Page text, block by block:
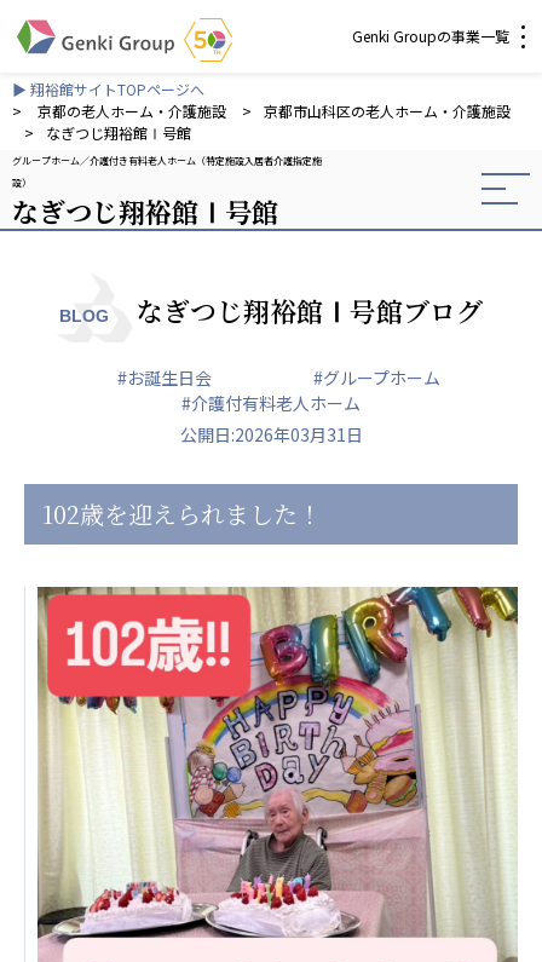
Genki Groupの事業一覧
介護・福祉
社会福祉法人元気村
社会福祉法人長寿の森
株式会社 サンガジャパン
株式会社日本遮蔽技研
株式会社Genkiリレーションズ
一般社団法人 日本高齢者福祉協会
株式会社 爽やかな風沖縄
爽やかな風 中部エリア
爽やかな風 那覇エリア
株式会社 鷹揚館
鷹揚館
社会福祉法人 共生会
特別養護老人ホーム 共生の家
株式会社 アジアメデカ元気事業団
アジアメデカ元気事業団
株式会社 爽やかな風九州
爽やかな風九州
株式会社 七星
七星
▶ 翔裕館サイトTOPページへ
>
京都の老人ホーム・介護施設 >
京都市山科区の老人ホーム・介護施設
>
なぎつじ翔裕館Ⅰ号館
グループホーム
介護付き有料老人ホーム（特定施設入居者介護指定施
設）
なぎつじ翔裕館Ⅰ号館
BLOG なぎつじ翔裕館Ⅰ号館ブログ
#お誕生日会
#グループホーム
#介護付有料老人ホーム
公開日:2026年03月31日
102歳を迎えられました！